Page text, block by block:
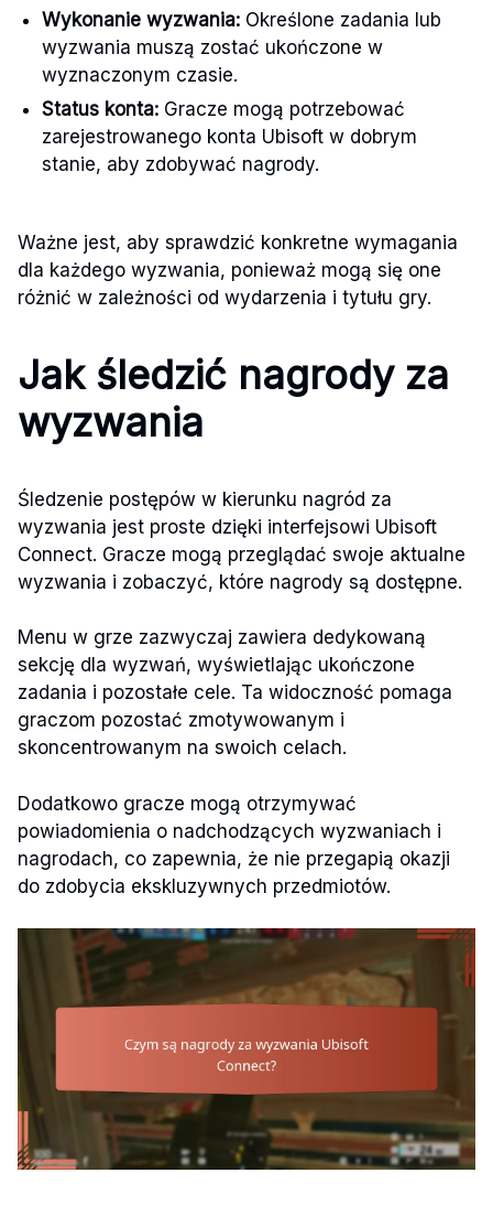
Wykonanie wyzwania: Określone zadania lub
wyzwania muszą zostać ukończone w
wyznaczonym czasie.
Status konta: Gracze mogą potrzebować
zarejestrowanego konta Ubisoft w dobrym
stanie, aby zdobywać nagrody.
Ważne jest, aby sprawdzić konkretne wymagania
dla każdego wyzwania, ponieważ mogą się one
różnić w zależności od wydarzenia i tytułu gry.
Jak śledzić nagrody za
wyzwania
Śledzenie postępów w kierunku nagród za
wyzwania jest proste dzięki interfejsowi Ubisoft
Connect. Gracze mogą przeglądać swoje aktualne
wyzwania i zobaczyć, które nagrody są dostępne.
Menu w grze zazwyczaj zawiera dedykowaną
sekcję dla wyzwań, wyświetlając ukończone
zadania i pozostałe cele. Ta widoczność pomaga
graczom pozostać zmotywowanym i
skoncentrowanym na swoich celach.
Dodatkowo gracze mogą otrzymywać
powiadomienia o nadchodzących wyzwaniach i
nagrodach, co zapewnia, że nie przegapią okazji
do zdobycia ekskluzywnych przedmiotów.